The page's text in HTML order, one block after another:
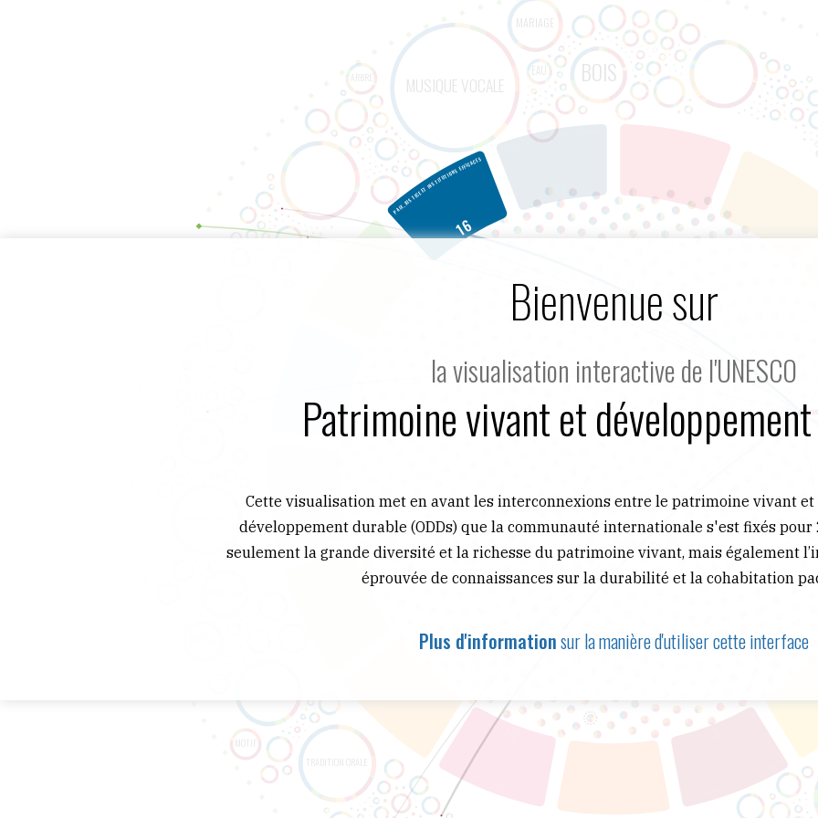
Bienvenue sur
la visualisation interactive de l'UNESCO
Patrimoine vivant et
Cette visualisation met en avant les interconnexions entre le patrimoine vivant
développement durable (ODDs) que la communauté internationale s'est fixés
seulement la grande diversité et la richesse du patrimoine vivant, mais également
éprouvée de connaissances sur la durabilité et la cohabitation
Plus d'informationsur la manière d'utiliser cette interface